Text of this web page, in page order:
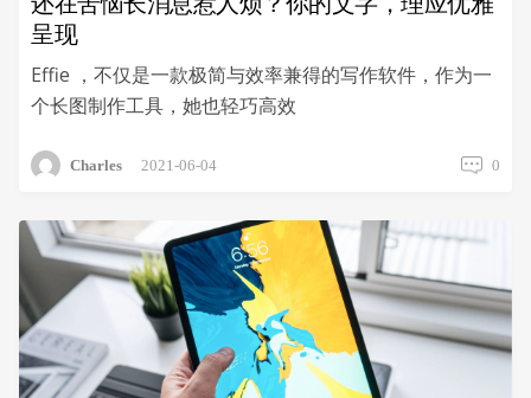
呈现
Effie ，不仅是一款极简与效率兼得的写作软件，作为一
个长图制作工具，她也轻巧高效
Charles 2021-06-04 0